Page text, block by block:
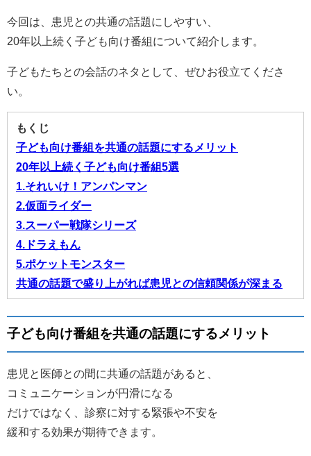
今回は、患児との共通の話題にしやすい、
20年以上続く子ども向け番組について紹介します。
子どもたちとの会話のネタとして、ぜひお役立てくださ
い。
もくじ
子ども向け番組を共通の話題にするメリット
20年以上続く子ども向け番組5選
1.それいけ！アンパンマン
2.仮面ライダー
3.スーパー戦隊シリーズ
4.ドラえもん
5.ポケットモンスター
共通の話題で盛り上がれば患児との信頼関係が深まる
子ども向け番組を共通の話題にするメリット
患児と医師との間に共通の話題があると、
コミュニケーションが円滑になる
だけではなく、診察に対する緊張や不安を
緩和する効果が期待できます。